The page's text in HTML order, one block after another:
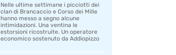
Nelle ultime settimane i picciotti dei
clan di Brancaccio e Corso dei Mille
hanno messo a segno alcune
intimidazioni. Una ventina le
estorsioni ricostruite. Un operatore
economico sostenuto da Addiopizzo